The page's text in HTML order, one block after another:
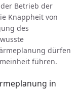
Betrieb der
Knappheit von
des
dürfen
führen.
in